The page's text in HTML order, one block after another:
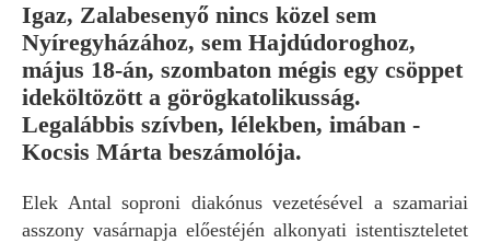
Igaz, Zalabesenyő nincs közel sem
Nyíregyházához, sem Hajdúdoroghoz,
május 18-án, szombaton mégis egy csöppet
ideköltözött a görögkatolikusság.
Legalábbis szívben, lélekben, imában -
Kocsis Márta beszámolója.
Elek Antal soproni diakónus vezetésével a szamariai
asszony vasárnapja előestéjén alkonyati istentiszteletet